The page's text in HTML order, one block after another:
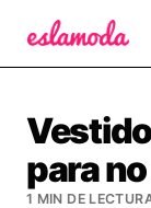
para
1 MIN DE